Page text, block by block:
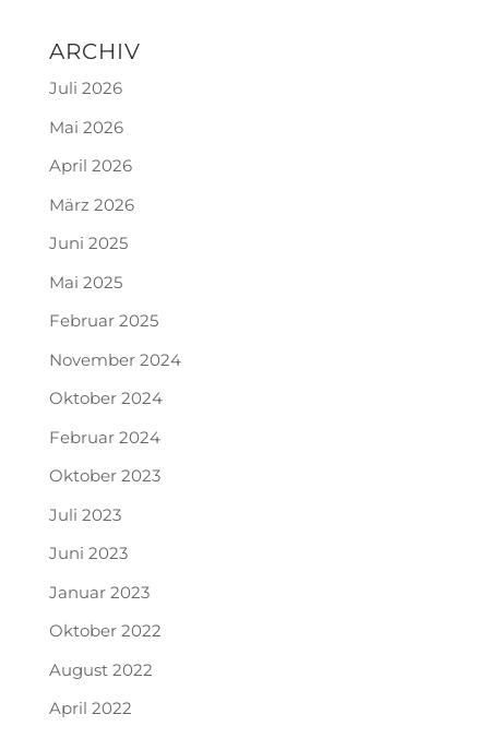
ARCHIV
Juli 2026
Mai 2026
April 2026
März 2026
Juni 2025
Mai 2025
Februar 2025
November 2024
Oktober 2024
Februar 2024
Oktober 2023
Juli 2023
Juni 2023
Januar 2023
Oktober 2022
August 2022
April 2022